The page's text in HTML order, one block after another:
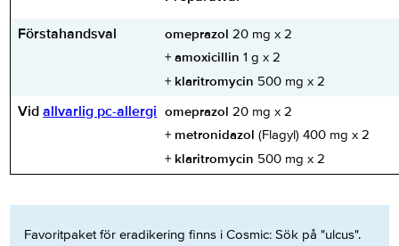
Förstahandsval omeprazol 20 mg x 2
+amoxicillin 1 g x 2
+ klaritromycin 500 mg x 2
Vidallvarlig pc-allergi omeprazol 20 mg x 2
+ metronidazol (Flagyl) 400 mg x 2
+ klaritromycin 500 mg x 2
Favoritpaket för eradikering finns i Cosmic: Sök på "ulcus".